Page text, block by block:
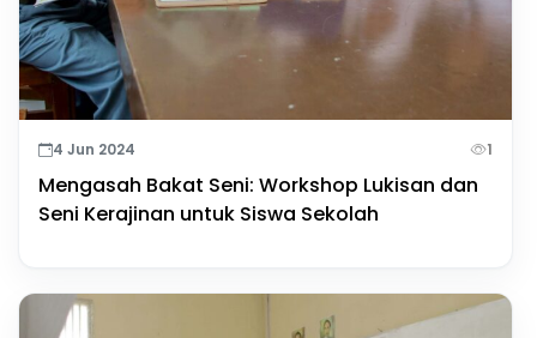
4 Jun 2024 1
Mengasah Bakat Seni: Workshop Lukisan dan
Seni Kerajinan untuk Siswa Sekolah